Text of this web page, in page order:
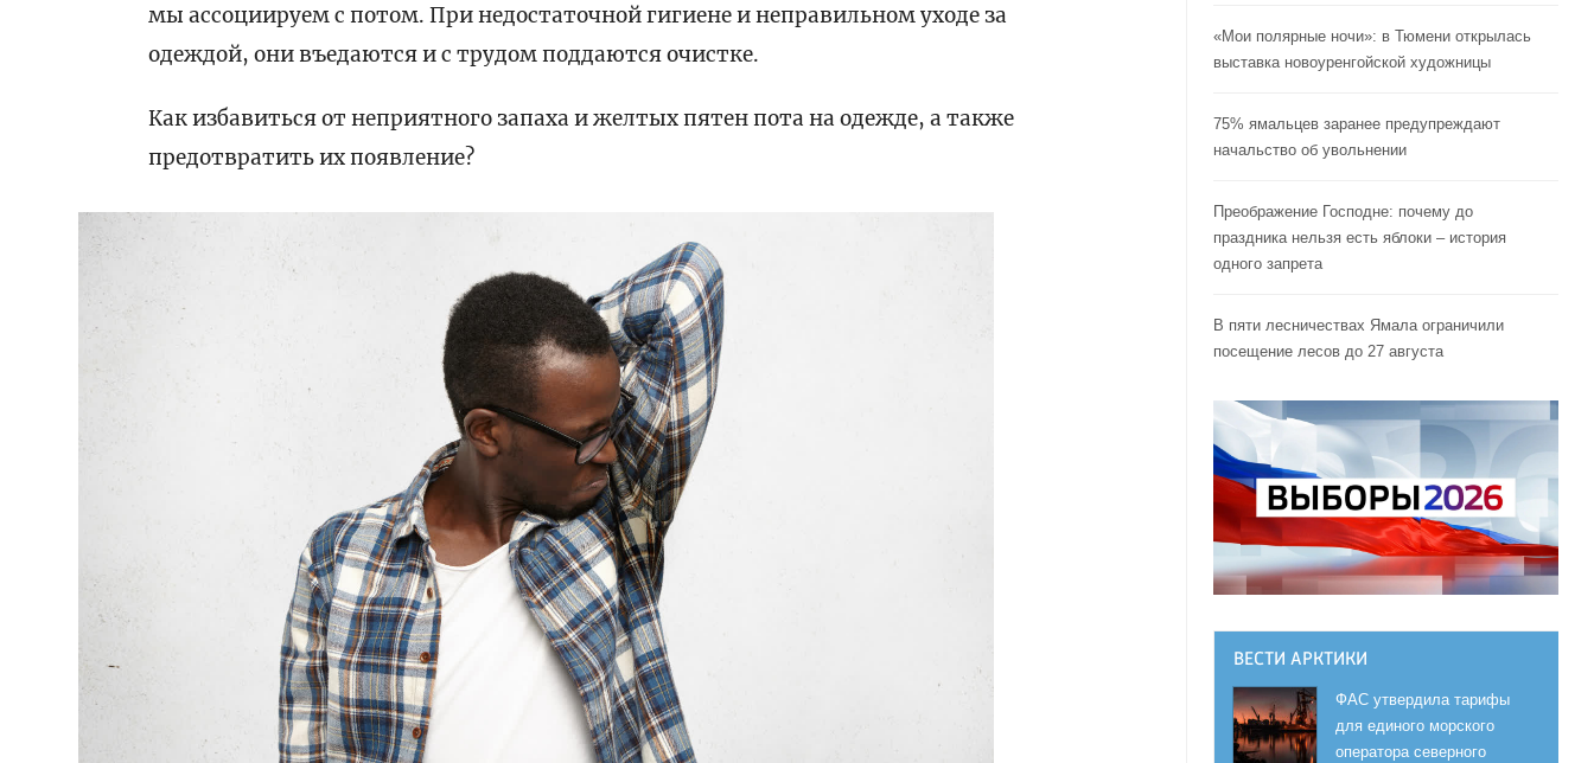
мы ассоциируем с потом. При недостаточной гигиене и неправильном уходе за
одеждой, они въедаются и с трудом поддаются очистке.
Как избавиться от неприятного запаха и желтых пятен пота на одежде, а также
предотвратить их появление?
«Мои полярные ночи»: в Тюмени открылась
выставка новоуренгойской художницы
75% ямальцев заранее предупреждают
начальство об увольнении
Преображение Господне: почему до
праздника нельзя есть яблоки – история
одного запрета
В пяти лесничествах Ямала ограничили
посещение лесов до 27 августа
ВЕСТИ АРКТИКИ
ФАС утвердила тарифы
для единого морского
оператора северного